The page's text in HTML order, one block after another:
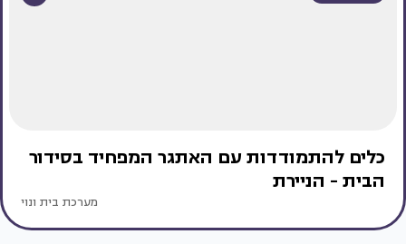
כלים להתמודדות עם האתגר המפחיד בסידור
הבית - הניירת
מערכת בית ונוי